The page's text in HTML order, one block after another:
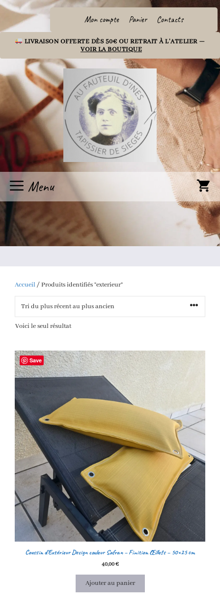
Aller
au
Mon compte Panier Contacts
LIVRAISON OFFERTE DÈS 50€ OU RETRAIT À L'ATELIER —
VOIR LA BOUTIQUE
Menu
exterieur
Accueil/ Produits identifiés “exterieur”
Voici le seul résultat
Save
Coussin d’Extérieur Design couleur Safran – Finition Œillets – 50×25 cm
40,00€
Ajouter au panier